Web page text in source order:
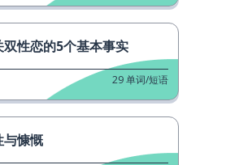
双性恋的5个基本事实
29单词/短语
与慷慨